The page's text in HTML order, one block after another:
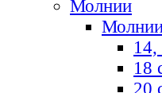
Молнии
18
20